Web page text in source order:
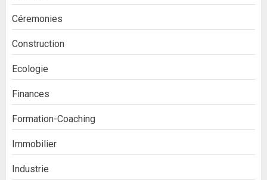
Céremonies
Construction
Ecologie
Finances
Formation-Coaching
Immobilier
Industrie